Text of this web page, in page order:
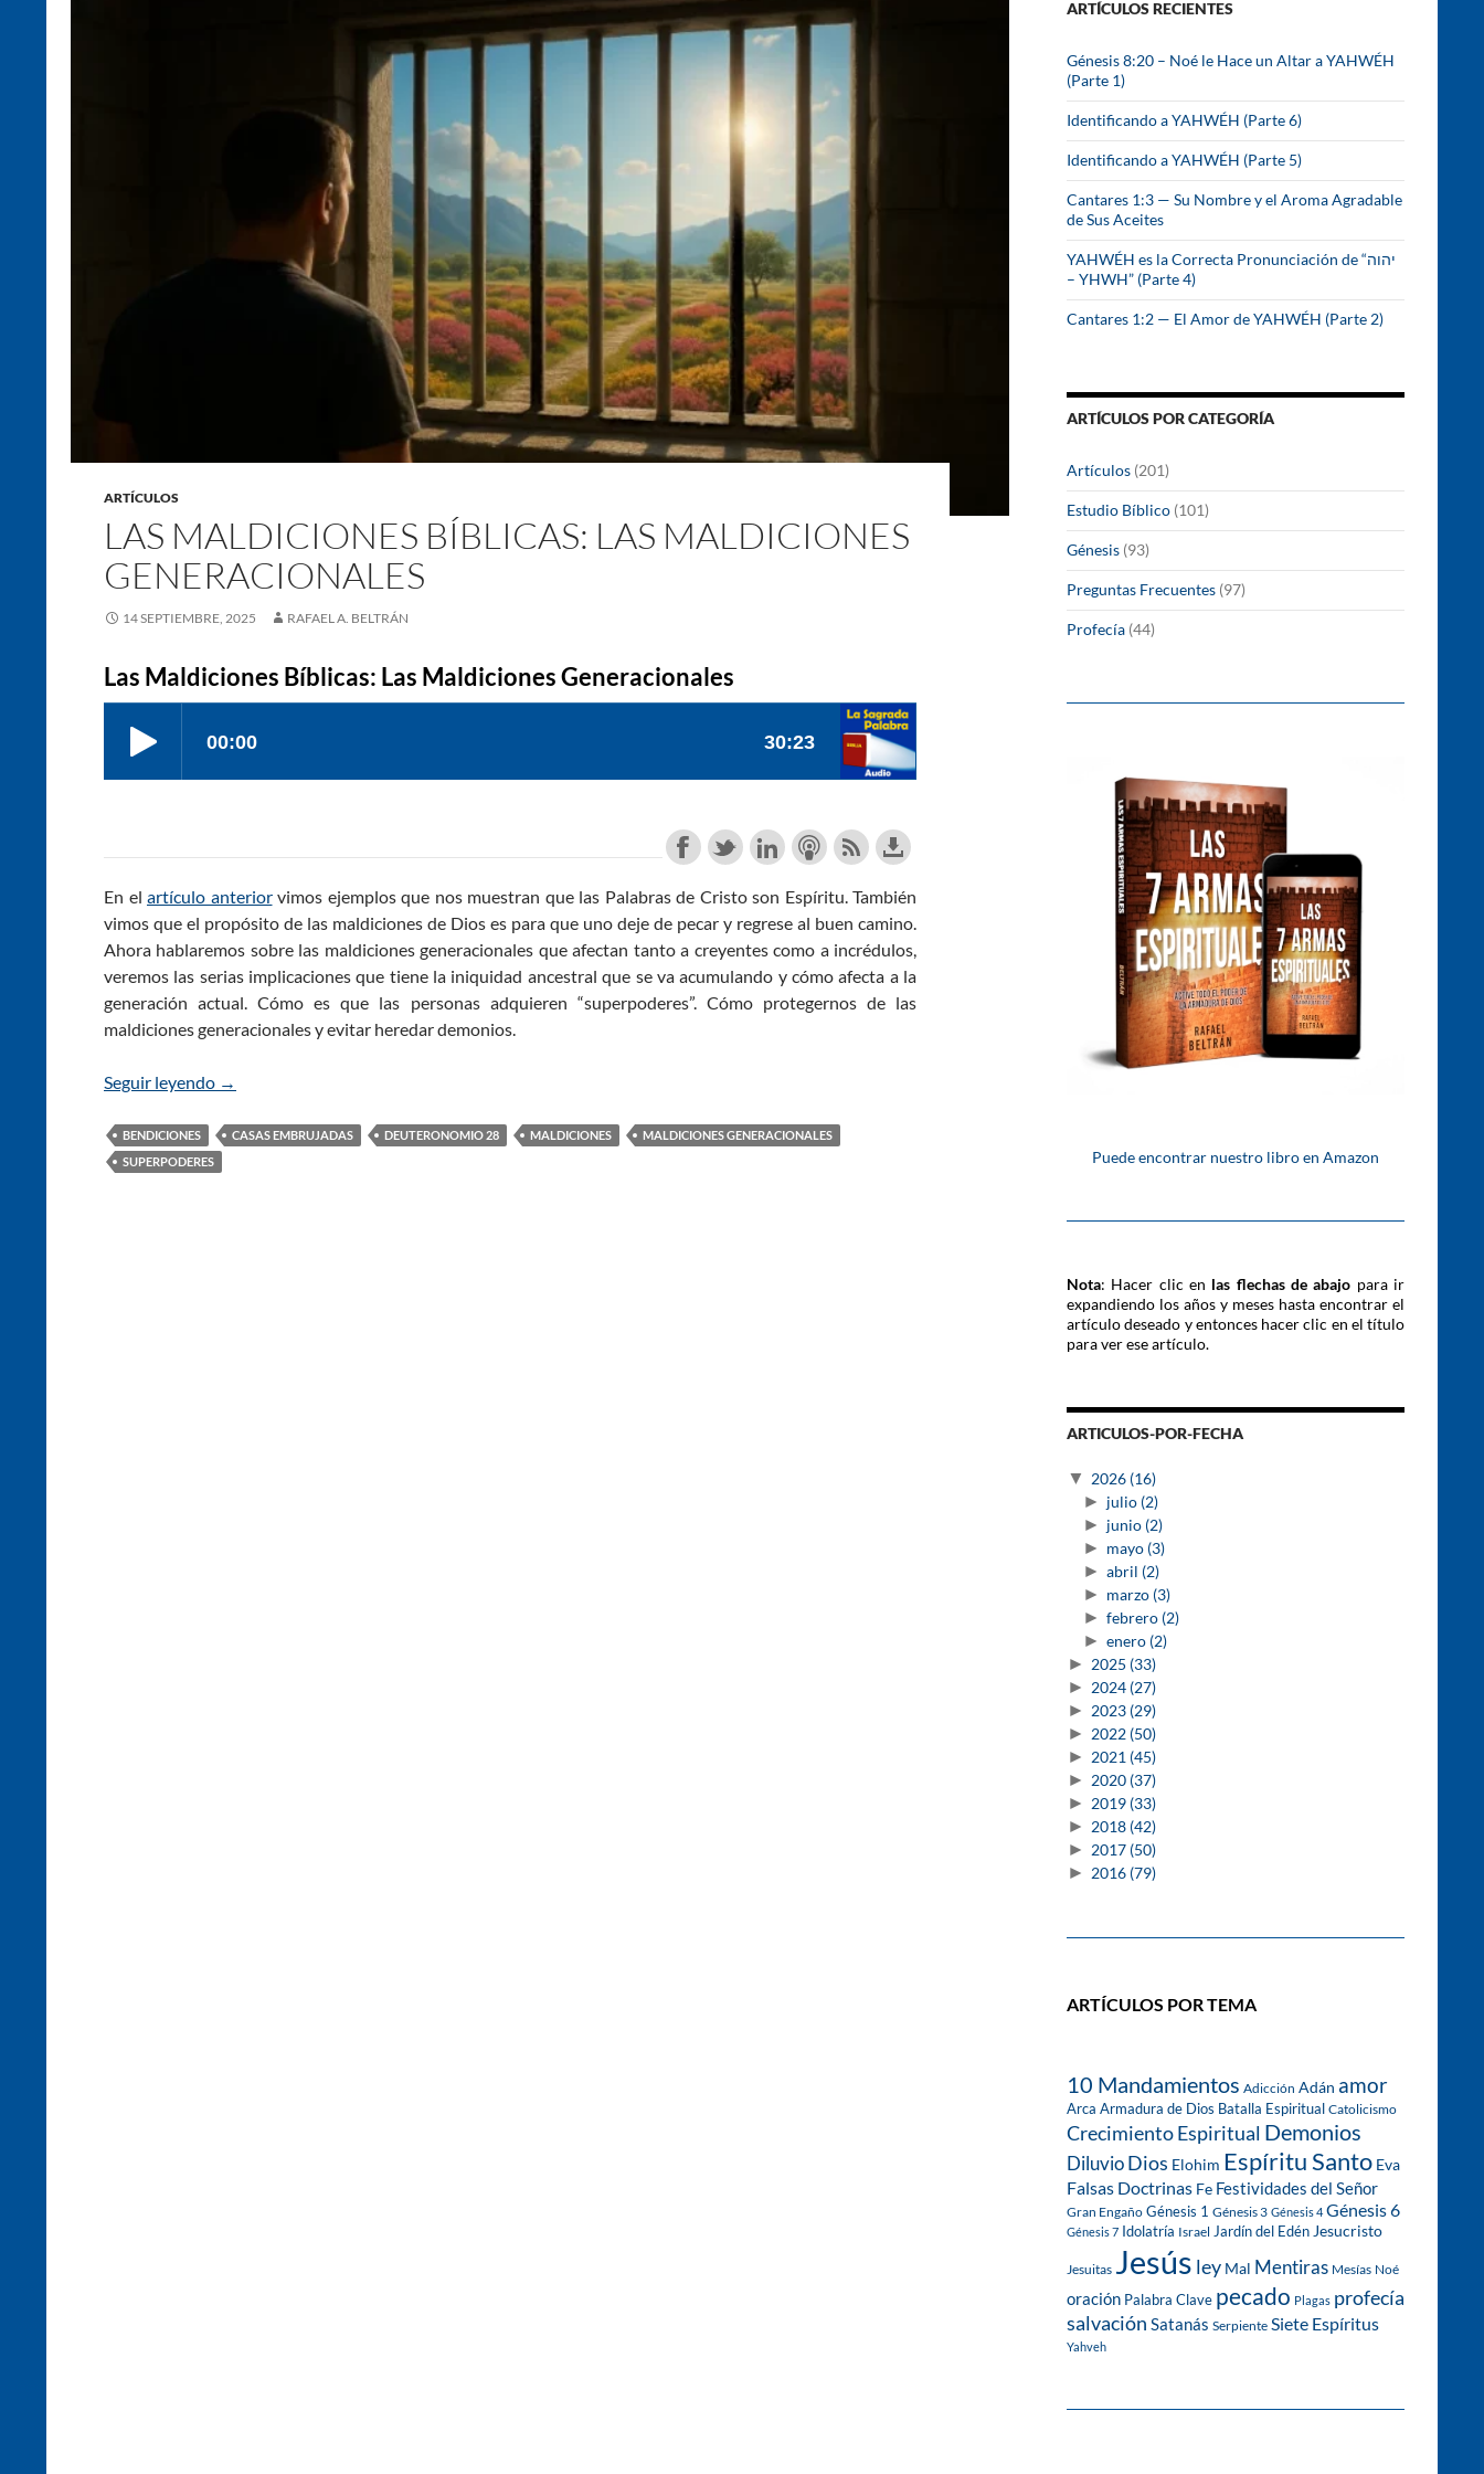
ARTÍCULOS
LAS MALDICIONES BÍBLICAS: LAS MALDICIONES
GENERACIONALES
14 SEPTIEMBRE, 2025 RAFAEL A. BELTRÁN
Las Maldiciones Bíblicas: Las Maldiciones Generacionales
En el artículo anteriorvimos ejemplos que nos muestran que las Palabras de Cristo son Espíritu. También
vimos que el propósito de las maldiciones de Dios es para que uno deje de pecar y regrese al buen camino.
Ahora hablaremos sobre las maldiciones generacionales que afectan tanto a creyentes como a incrédulos,
veremos las serias implicaciones que tiene la iniquidad ancestral que se va acumulando y cómo afecta a la
generación actual. Cómo es que las personas adquieren “superpoderes”. Cómo protegernos de las
maldiciones generacionales y evitar heredar demonios.
Seguir leyendo Las Maldiciones Bíblicas: Las Maldiciones Generacionales
→
BENDICIONES CASAS EMBRUJADAS DEUTERONOMIO 28 MALDICIONES
MALDICIONES GENERACIONALES
SUPERPODERES
r
ARTÍCULOS RECIENTES
Génesis 8:20 – Noé le Hace un Altar a YAHWÉH
(Parte 1)
Identificando a YAHWÉH (Parte 6)
Identificando a YAHWÉH (Parte 5)
Cantares 1:3 — Su Nombre y el Aroma Agradable
de Sus Aceites
YAHWÉH es la Correcta Pronunciación de “יהוה
– YHWH” (Parte 4)
Cantares 1:2 — El Amor de YAHWÉH (Parte 2)
ARTÍCULOS POR CATEGORÍA
Artículos (201)
Estudio Bíblico (101)
Génesis (93)
Preguntas Frecuentes (97)
Profecía (44)
Puede encontrar nuestro libro en Amazon
Nota: Hacer clic en las flechas de abajo para ir
expandiendo los años y meses hasta encontrar el
artículo deseado y entonces hacer clic en el título
para ver ese artículo.
ARTICULOS-POR-FECHA
▼ 2026 (16)
► julio (2)
► junio (2)
► mayo (3)
► abril (2)
► marzo (3)
► febrero (2)
► enero (2)
► 2025 (33)
► 2024 (27)
► 2023 (29)
► 2022 (50)
► 2021 (45)
► 2020 (37)
► 2019 (33)
► 2018 (42)
► 2017 (50)
► 2016 (79)
ARTÍCULOS POR TEMA
10 Mandamientos Adicción Adán amor
Arca Armadura de Dios Batalla Espiritual Catolicismo
Crecimiento Espiritual Demonios
DiluvioDios Elohim Espíritu Santo Eva
Falsas Doctrinas Fe Festividades del Señor
Gran Engaño Génesis 1 Génesis 3 Génesis 4 Génesis 6
Génesis 7 Idolatría Israel Jardín del Edén Jesucristo
Jesuitas Jesús ley Mal Mentiras Mesías Noé
oración Palabra Clave pecado Plagas profecía
salvación Satanás Serpiente Siete Espíritus
Yahveh